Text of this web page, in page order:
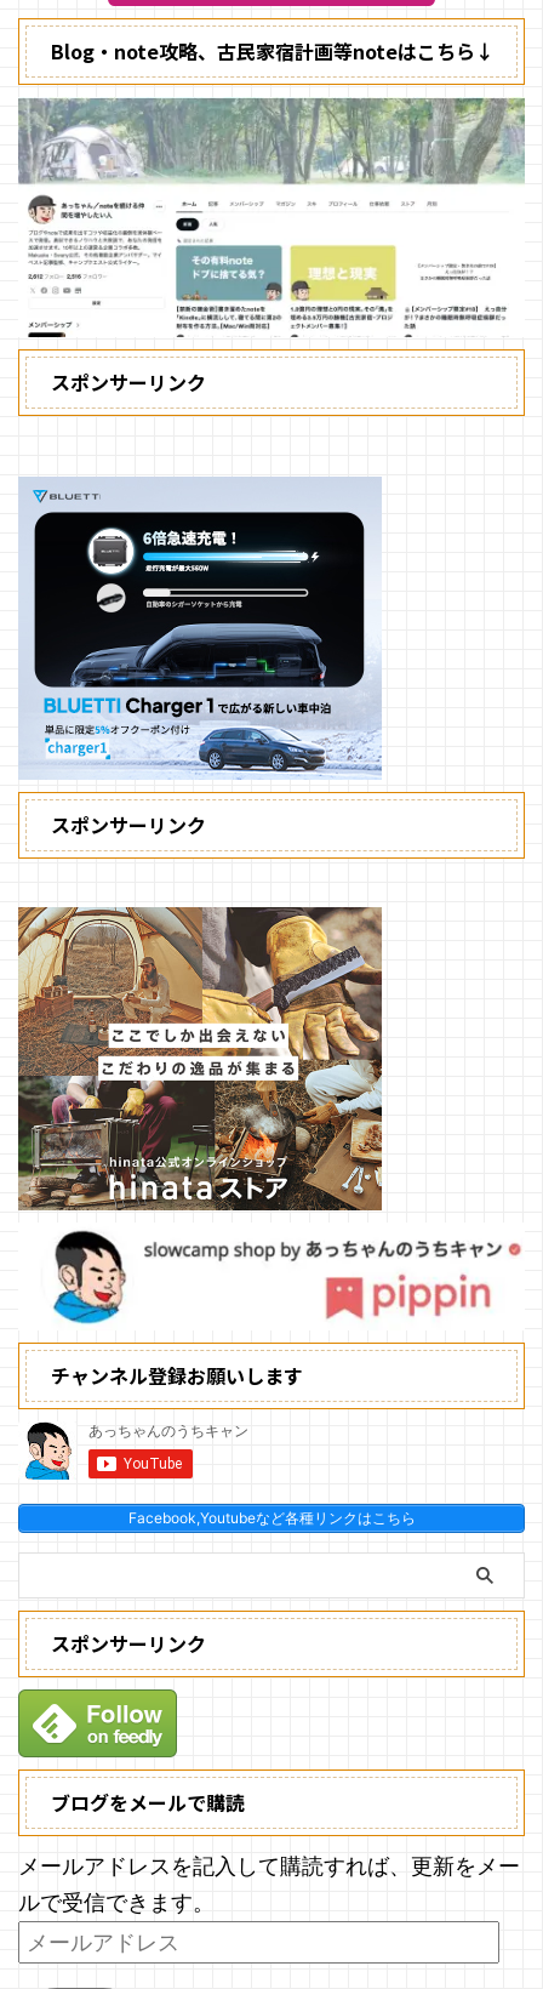
Blog・note攻略、古民家宿計画等noteはこちら↓
スポンサーリンク
スポンサーリンク
チャンネル登録お願いします
Facebook,Youtubeなど各種リンクはこちら
スポンサーリンク
ブログをメールで購読
メールアドレスを記入して購読すれば、更新をメー
ルで受信できます。